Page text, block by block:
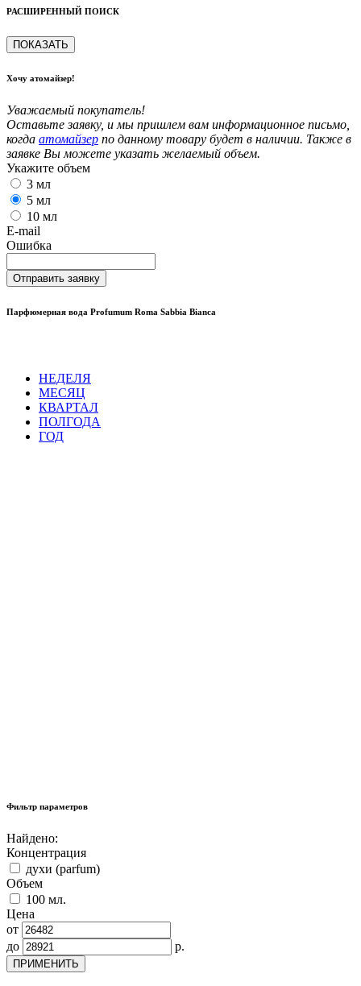
РАСШИРЕННЫЙ ПОИСК
ПОКАЗАТЬ
Хочу атомайзер!
Уважаемый покупатель!
Оставьте заявку, и мы пришлем вам информационное письмо,
когда атомайзер по данному товару будет в наличии. Также в
заявке Вы можете указать желаемый объем.
Укажите объем
3 мл
5 мл
10 мл
E-mail
Ошибка
Отправить заявку
Парфюмерная вода Profumum Roma Sabbia Bianca
НЕДЕЛЯ
МЕСЯЦ
КВАРТАЛ
ПОЛГОДА
ГОД
Фильтр параметров
Найдено:
Концентрация
духи (parfum)
Объем
100 мл.
Цена
от
до
р.
ПРИМЕНИТЬ